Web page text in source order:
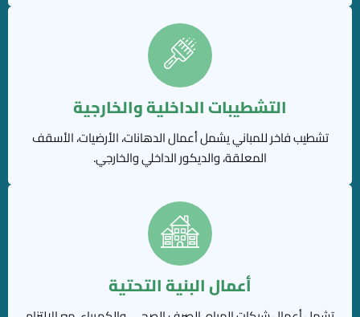
التشطيبات الداخلية والخارجية
تشطيب فاخر للمباني يشمل أعمال الدهانات، الأرضيات، الأسقف
المعلقة، والديكور الداخلي والخارجي.
أعمال البنية التحتية